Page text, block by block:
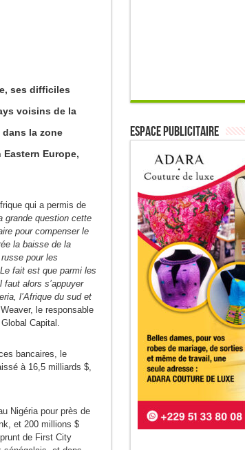
ses difficiles
voisins de la
la zone
Eastern Europe,
qui a permis de
grande question cette
pour compenser le
la baisse de la
pour les
fait est que parmi les
alors s’appuyer
l’Afrique du sud et
le responsable
Capital.
bancaires, le
à 16,5 milliards $,
Nigéria pour près de
et 200 millions $
de First City
ESPACE PUBLICITAIRE